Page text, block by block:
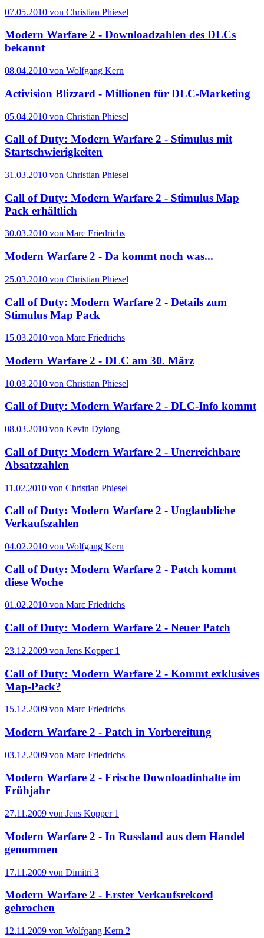
07.05.2010 von Christian Phiesel
Modern Warfare 2 - Downloadzahlen des DLCs
bekannt
08.04.2010 von Wolfgang Kern
Activision Blizzard - Millionen für DLC-Marketing
05.04.2010 von Christian Phiesel
Call of Duty: Modern Warfare 2 - Stimulus mit
Startschwierigkeiten
31.03.2010 von Christian Phiesel
Call of Duty: Modern Warfare 2 - Stimulus Map
Pack erhältlich
30.03.2010 von Marc Friedrichs
Modern Warfare 2 - Da kommt noch was...
25.03.2010 von Christian Phiesel
Call of Duty: Modern Warfare 2 - Details zum
Stimulus Map Pack
15.03.2010 von Marc Friedrichs
Modern Warfare 2 - DLC am 30. März
10.03.2010 von Christian Phiesel
Call of Duty: Modern Warfare 2 - DLC-Info kommt
08.03.2010 von Kevin Dylong
Call of Duty: Modern Warfare 2 - Unerreichbare
Absatzzahlen
11.02.2010 von Christian Phiesel
Call of Duty: Modern Warfare 2 - Unglaubliche
Verkaufszahlen
04.02.2010 von Wolfgang Kern
Call of Duty: Modern Warfare 2 - Patch kommt
diese Woche
01.02.2010 von Marc Friedrichs
Call of Duty: Modern Warfare 2 - Neuer Patch
23.12.2009 von Jens Kopper1
Call of Duty: Modern Warfare 2 - Kommt exklusives
Map-Pack?
15.12.2009 von Marc Friedrichs
Modern Warfare 2 - Patch in Vorbereitung
03.12.2009 von Marc Friedrichs
Modern Warfare 2 - Frische Downloadinhalte im
Frühjahr
27.11.2009 von Jens Kopper1
Modern Warfare 2 - In Russland aus dem Handel
genommen
17.11.2009 von Dimitri 3
Modern Warfare 2 - Erster Verkaufsrekord
gebrochen
12.11.2009 von Wolfgang Kern 2